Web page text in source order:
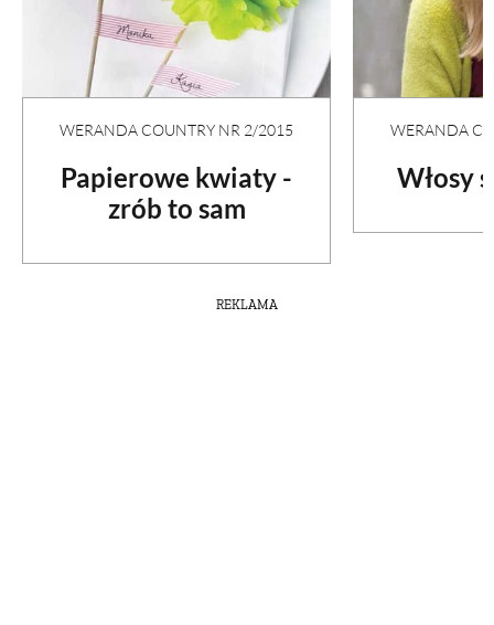
WERANDA COUNTRY NR 2/2015
Papierowe kwiaty -
zrób to sam
WERANDA
Włosy
REKLAMA